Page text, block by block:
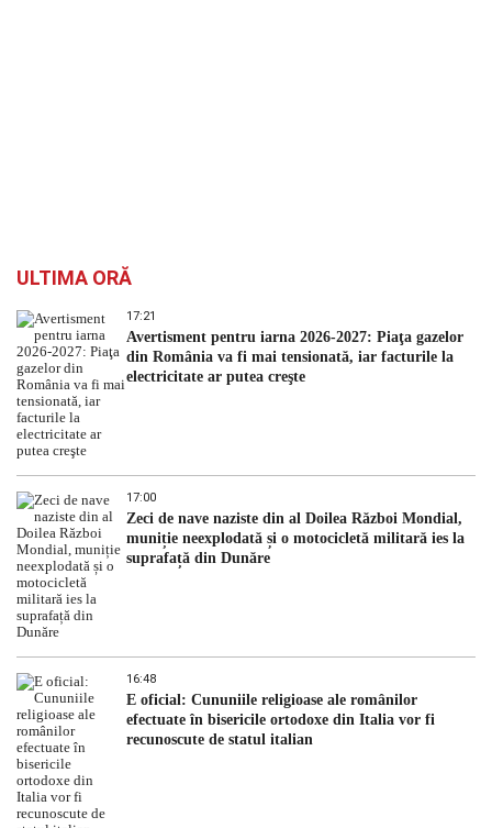
ULTIMA ORĂ
17:21
Avertisment pentru iarna 2026-2027: Piaţa gazelor
din România va fi mai tensionată, iar facturile la
electricitate ar putea creşte
17:00
Zeci de nave naziste din al Doilea Război Mondial,
muniție neexplodată și o motocicletă militară ies la
suprafață din Dunăre
16:48
E oficial: Cununiile religioase ale românilor
efectuate în bisericile ortodoxe din Italia vor fi
recunoscute de statul italian